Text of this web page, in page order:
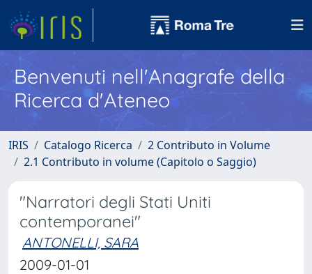
Benvenuti nell'Anagrafe della
Ricerca d'Ateneo
IRIS Catalogo Ricerca
2 Contributo in Volume
2.1 Contributo in volume (Capitolo o Saggio)
"Narratori degli Stati Uniti
contemporanei"
ANTONELLI, SARA
2009-01-01